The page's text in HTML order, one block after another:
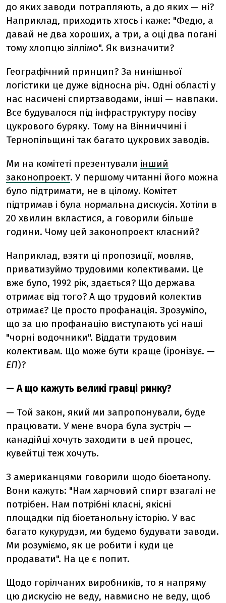
до яких заводи потрапляють, а до яких — ні?
Наприклад, приходить хтось і каже: "Федю, а
давай не два хороших, а три, а оці два погані
тому хлопцю зіллімо". Як визначити?
Географічний принцип? За нинішньої
логістики це дуже відносна річ. Одні області у
нас насичені спиртзаводами, інші — навпаки.
Все будувалося під інфраструктуру посіву
цукрового буряку. Тому на Вінниччині і
Тернопільщині так багато цукрових заводів.
Ми на комітеті презентували інший
законопроект. У першому читанні його можна
було підтримати, не в цілому. Комітет
підтримав і була нормальна дискусія. Хотіли в
20 хвилин вкластися, а говорили більше
години. Чому цей законопроект класний?
Наприклад, взяти ці пропозиції, мовляв,
приватизуймо трудовими колективами. Це
вже було, 1992 рік, здається? Що держава
отримає від того? А що трудовий колектив
отримає? Це просто профанація. Зрозуміло,
що за цю профанацію виступають усі наші
"чорні водочники". Віддати трудовим
колективам. Що може бути краще (іронізує. —
ЕП)?
— А що кажуть великі гравці ринку?
— Той закон, який ми запропонували, буде
працювати. У мене вчора була зустріч —
канадійці хочуть заходити в цей процес,
кувейтці теж хочуть.
З американцями говорили щодо біоетанолу.
Вони кажуть: "Нам харчовий спирт взагалі не
потрібен. Нам потрібні класні, якісні
площадки під біоетанольну історію. У вас
багато кукурудзи, ми будемо будувати заводи.
Ми розуміємо, як це робити і куди це
продавати". На це є попит.
Щодо горілчаних виробників, то я напряму
цю дискусію не веду, навмисно не веду, щоб